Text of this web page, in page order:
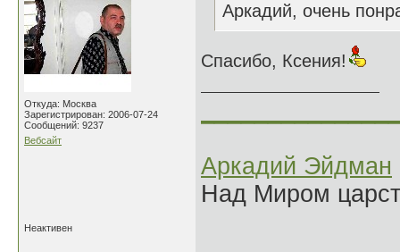
Откуда: Москва
Зарегистрирован: 2006-07-24
Сообщений: 9237
Вебсайт
Аркадий, очень
Спасибо, Ксения!
Аркадий Эйдман
Над Миром
Неактивен